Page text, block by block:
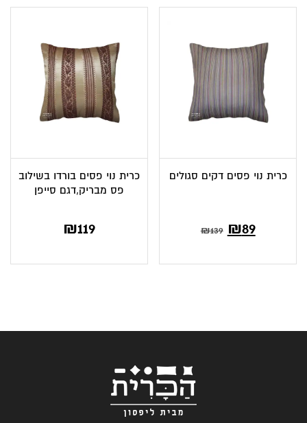
כרית נוי פסים דקים סגולים
₪139 ₪89
כרית נוי פסים בורדו בשילוב
פס מבריק,דגם סייפן
₪119